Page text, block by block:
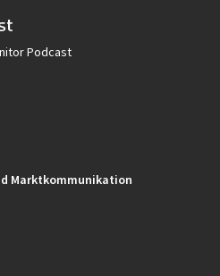
Podcast
Marktkommunikation